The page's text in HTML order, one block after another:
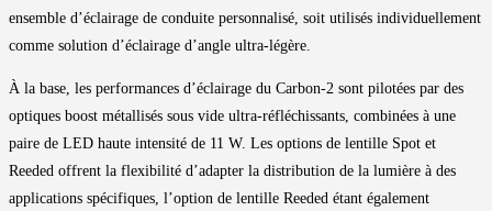
ensemble d’éclairage de conduite personnalisé, soit utilisés individuellement
comme solution d’éclairage d’angle ultra-légère.
À la base, les performances d’éclairage du Carbon-2 sont pilotées par des
optiques boost métallisés sous vide ultra-réfléchissants, combinées à une
paire de LED haute intensité de 11 W. Les options de lentille Spot et
Reeded offrent la flexibilité d’adapter la distribution de la lumière à des
applications spécifiques, l’option de lentille Reeded étant également